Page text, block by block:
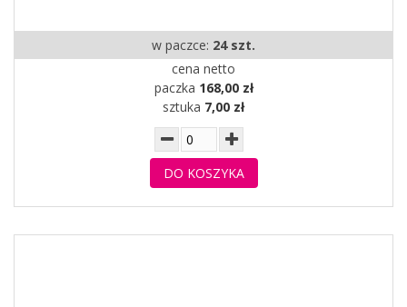
w paczce: 24 szt.
cena netto
paczka 168,00 zł
sztuka 7,00 zł
DO KOSZYKA